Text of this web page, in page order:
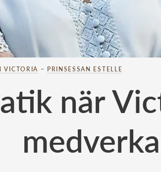
VICTORIA – PRINSESSAN ESTELLE
när